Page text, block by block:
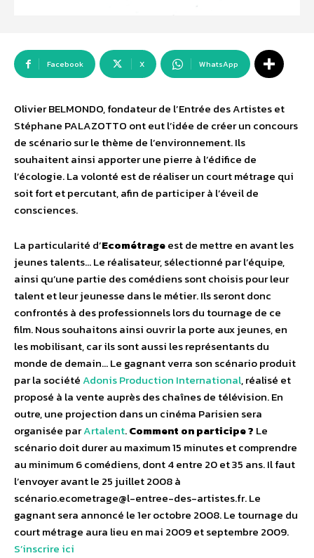
Facebook X WhatsApp
Olivier BELMONDO, fondateur de l’Entrée des Artistes et
Stéphane PALAZOTTO ont eut l’idée de créer un concours
de scénario sur le thème de l’environnement. Ils
souhaitent ainsi apporter une pierre à l’édifice de
l’écologie. La volonté est de réaliser un court métrage qui
soit fort et percutant, afin de participer à l’éveil de
consciences.
La particularité d’Ecométrageest de mettre en avant les
jeunes talents… Le réalisateur, sélectionné par l’équipe,
ainsi qu’une partie des comédiens sont choisis pour leur
talent et leur jeunesse dans le métier. Ils seront donc
confrontés à des professionnels lors du tournage de ce
film. Nous souhaitons ainsi ouvrir la porte aux jeunes, en
les mobilisant, car ils sont aussi les représentants du
monde de demain… Le gagnant verra son scénario produit
par la sociétéAdonis Production International, réalisé et
proposé à la vente auprès des chaînes de télévision. En
outre, une projection dans un cinéma Parisien sera
organisée parArtalent.Comment on participe ? Le
scénario doit durer au maximum 15 minutes et comprendre
au minimum 6 comédiens, dont 4 entre 20 et 35 ans. Il faut
l’envoyer avant le 25 juillet 2008 à
scénario.ecometrage@l-entree-des-artistes.fr. Le
gagnant sera annoncé le 1er octobre 2008. Le tournage du
court métrage aura lieu en mai 2009 et septembre 2009.
S’inscrire ici